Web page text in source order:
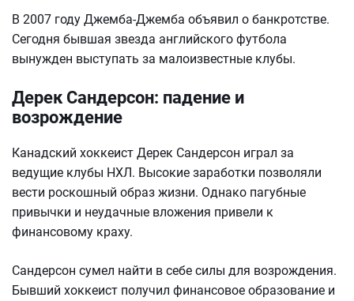
В 2007 году Джемба-Джемба объявил о банкротстве.
Сегодня бывшая звезда английского футбола
вынужден выступать за малоизвестные клубы.
Дерек Сандерсон: падение и
возрождение
Канадский хоккеист Дерек Сандерсон играл за
ведущие клубы НХЛ. Высокие заработки позволяли
вести роскошный образ жизни. Однако пагубные
привычки и неудачные вложения привели к
финансовому краху.
Сандерсон сумел найти в себе силы для возрождения.
Бывший хоккеист получил финансовое образование и